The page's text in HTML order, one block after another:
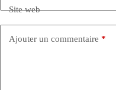
Site web
Ajouter un commentaire *